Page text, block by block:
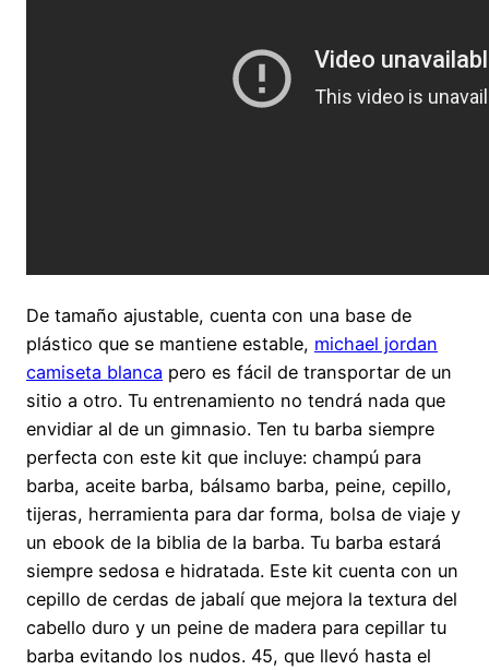
De tamaño ajustable, cuenta con una base de
plástico que se mantiene estable, michael jordan
camiseta blanca pero es fácil de transportar de un
sitio a otro. Tu entrenamiento no tendrá nada que
envidiar al de un gimnasio. Ten tu barba siempre
perfecta con este kit que incluye: champú para
barba, aceite barba, bálsamo barba, peine, cepillo,
tijeras, herramienta para dar forma, bolsa de viaje y
un ebook de la biblia de la barba. Tu barba estará
siempre sedosa e hidratada. Este kit cuenta con un
cepillo de cerdas de jabalí que mejora la textura del
cabello duro y un peine de madera para cepillar tu
barba evitando los nudos. 45, que llevó hasta el